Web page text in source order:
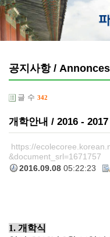
공지사항 / Annonces
글 수 342
개학안내 / 2016 -
https://
&document_srl=1671757
2016.09.08 05:22:23
1. 개학식